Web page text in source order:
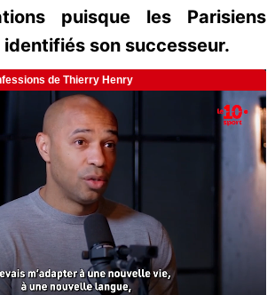
puisque les Parisiens
son successeur.